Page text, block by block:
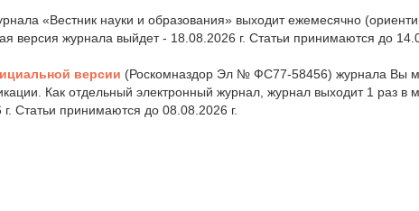
«Вестник науки и образования» выходит ежемесячно
версия журнала выйдет - 18.08.2026 г. Статьи принимаются до
версии (Роскомназдор Эл № ФС77-58456) журнала Вы
Как отдельный электронный журнал, журнал выходит 1 раз
Статьи принимаются до 08.08.2026 г.